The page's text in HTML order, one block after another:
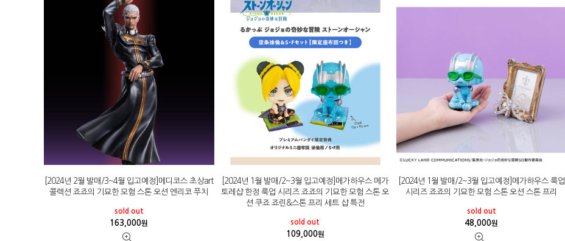
[2024년 2월 발매/3~4월 입고예정]메디코스 초상art
콜렉션 죠죠의 기묘한 모험 스톤 오션 엔리코 푸치
sold out
163,000원
[2024년 1월 발매/2~3월 입고예정]메가하우스 메가
토레샵 한정 룩업 시리즈 죠죠의 기묘한 모험 스톤 오
션 쿠죠 죠린&스톤 프리 세트 샵 특전
sold out
109,000원
[2024년 1월 발매/2~3월 입고예정]메가하우스 룩업
시리즈 죠죠의 기묘한 모험 스톤 오션 스톤 프리
sold out
48,000원